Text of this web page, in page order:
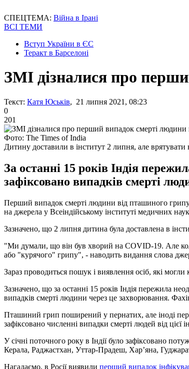
СПЕЦТЕМА: Війна в Ірані
ВСІ ТЕМИ
Вступ України в ЄС
Теракт в Барселоні
ЗМІ дізналися про
Текст: Катя Юськів, 21 липня 2021, 08:23
0
201
Фото: The Times of India
Дитину доставили в інститут 2 липня, але врятувати
За останні 15 років Індія
зафіксовано випадків смерті
Перший випадок смерті людини від пташиного грипу
на джерела у Всеіндійському інституті медичних
Зазначено, що 2 липня дитина була доставлена ​​в
"Ми думали, що він був хворий на COVID-19. Але
або "курячого" грипу", - наводить видання слова
Зараз проводиться пошук і виявлення осіб, які
Зазначено, що за останні 15 років Індія пережила
випадків смерті людини через це захворювання.
Пташиний грип поширений у пернатих, але іноді
зафіксовано численні випадки смерті людей від цієї
У січні поточного року в Індії було зафіксовано
Керала, Раджастхан, Уттар-Прадеш, Хар’яна,
Нагадаємо, в Росії виявили перший випадок